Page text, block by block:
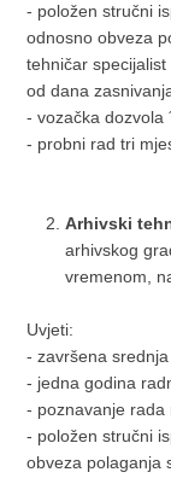
- položen stručni
odnosno obveza
tehničar
od dana
- vozačka dozvola
- probni rad tri
Arhivski
arhivskog
vremenom,
Uvjeti:
- završena
- jedna godina
- poznavanje rada
- položen stručni
obveza polaganja